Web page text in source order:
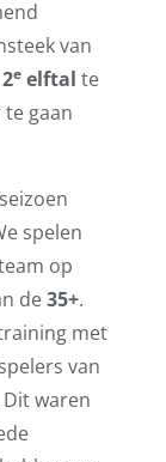
van
2e elftal te
gaan
spelen
op
de35+.
met
van
waren